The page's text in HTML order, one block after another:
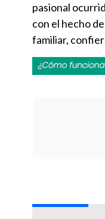
pasional
con el hecho
familiar,